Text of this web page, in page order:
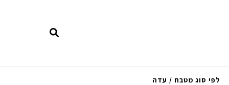
לפי סוג מטבח / עדה